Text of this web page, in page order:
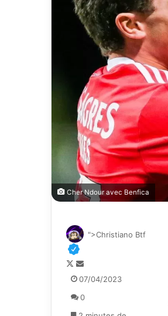
Cher Ndour avec Benfica
">Christiano Btf
F
o
l
o
n
o
y
07/04/2023
0